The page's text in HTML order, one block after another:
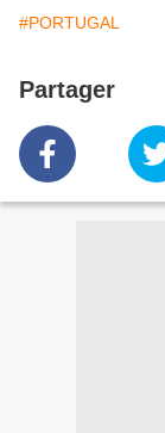
#PORTUGAL
Partager